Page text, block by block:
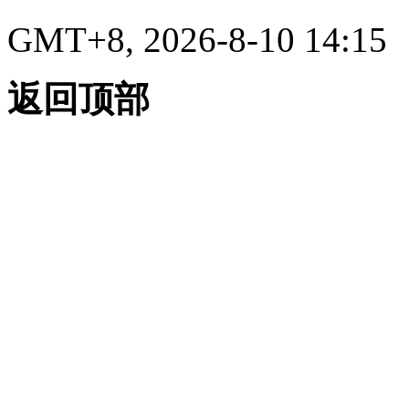
GMT+8, 2026-8-10 14:15
返回顶部